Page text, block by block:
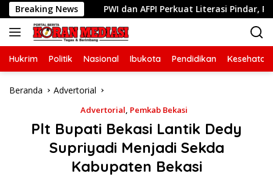
Langsung
ke
konten
Breaking NewsPWI dan AFPI Perkuat Literasi Pindar, Pers
Hukrim Politik Nasional Ibukota Pendidikan Kesehatan
Beranda Advertorial
Advertorial, Pemkab Bekasi
Plt Bupati Bekasi Lantik Dedy
Supriyadi Menjadi Sekda
Kabupaten Bekasi